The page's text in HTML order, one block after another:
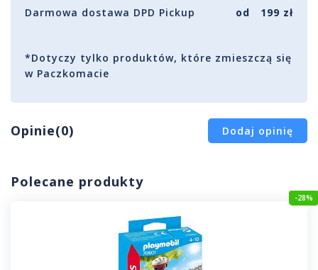
Darmowa dostawa DPD Pickup
od 199 zł
*Dotyczy tylko produktów, które zmieszczą się
w Paczkomacie
Opinie(0) Dodaj opinię
Polecane produkty
-28%